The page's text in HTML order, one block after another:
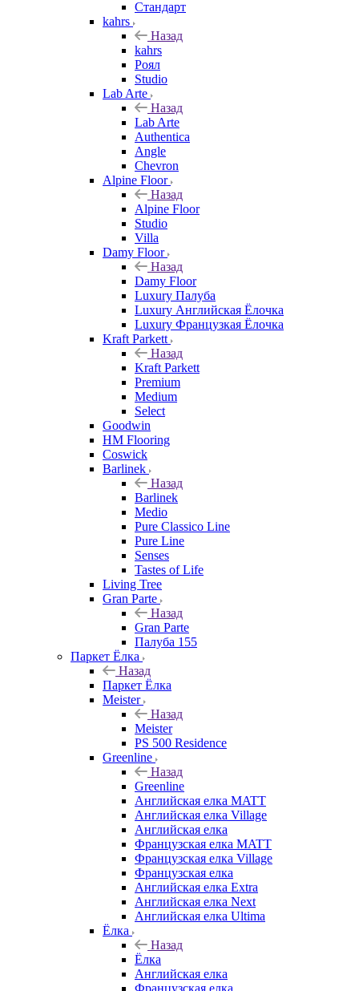
Стандарт
kahrs
Назад
kahrs
Роял
Studio
Lab Arte
Назад
Lab Arte
Authentica
Angle
Chevron
Alpine Floor
Назад
Alpine Floor
Studio
Villa
Damy Floor
Назад
Damy Floor
Luxury Палуба
Luxury Английская Ёлочка
Luxury Французкая Ёлочка
Kraft Parkett
Назад
Kraft Parkett
Premium
Medium
Select
Goodwin
HM Flooring
Coswick
Barlinek
Назад
Barlinek
Medio
Pure Classico Line
Pure Line
Senses
Tastes of Life
Living Tree
Gran Parte
Назад
Gran Parte
Палуба 155
Паркет Ёлка
Назад
Паркет Ёлка
Meister
Назад
Meister
PS 500 Residence
Greenline
Назад
Greenline
Английская елка MATT
Английская елка Village
Английская елка
Французская елка MATT
Французская елка Village
Французская елка
Английская елка Extra
Английская елка Next
Английская елка Ultima
Ёлка
Назад
Ёлка
Английская елка
Французская елка